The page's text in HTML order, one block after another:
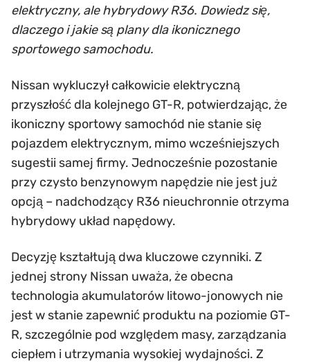
elektryczny, ale hybrydowy R36. Dowiedz się,
dlaczego i jakie są plany dla ikonicznego
sportowego samochodu.
Nissan wykluczył całkowicie elektryczną
przyszłość dla kolejnego GT-R, potwierdzając, że
ikoniczny sportowy samochód nie stanie się
pojazdem elektrycznym, mimo wcześniejszych
sugestii samej firmy. Jednocześnie pozostanie
przy czysto benzynowym napędzie nie jest już
opcją – nadchodzący R36 nieuchronnie otrzyma
hybrydowy układ napędowy.
Decyzję kształtują dwa kluczowe czynniki. Z
jednej strony Nissan uważa, że obecna
technologia akumulatorów litowo-jonowych nie
jest w stanie zapewnić produktu na poziomie GT-
R, szczególnie pod względem masy, zarządzania
ciepłem i utrzymania wysokiej wydajności. Z